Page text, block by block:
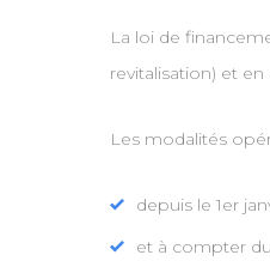
La loi de
revitalisation) et en
Les modalités
depuis le 1er
et à compter